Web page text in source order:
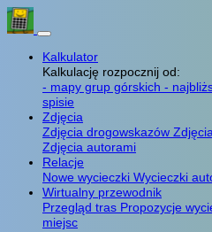
Kalkulator
Kalkulację rozpocznij od:
- mapy grup górskich -
spisie
Zdjęcia
Zdjęcia drogowskazów
Zdjęcia autorami
Relacje
Nowe wycieczki Wycieczki
Wirtualny przewodnik
Przegląd tras Propozycje
miejsc